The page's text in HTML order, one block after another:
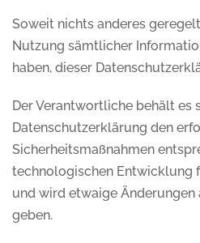
Soweit nichts anderes
Nutzung sämtlicher
haben, dieser
Der Verantwortliche behält es
Datenschutzerklärung den
Sicherheitsmaßnahmen
technologischen Entwicklung
und wird etwaige
geben.